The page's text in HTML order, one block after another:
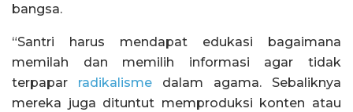
bangsa.
“Santri harus mendapat edukasi bagaimana
memilah dan memilih informasi agar tidak
terpapar radikalisme dalam agama. Sebaliknya
mereka juga dituntut memproduksi konten atau